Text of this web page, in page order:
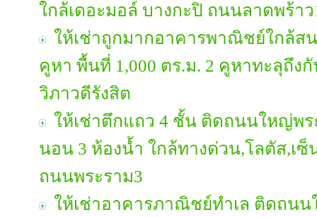
ใกล้เดอะมอล์ บางกะปิ ถนนลาดพร้าว
ให้เช่าถูกมากอาคารพาณิชย์ใกล้ส
คูหา พื้นที่ 1,000 ตร.ม. 2 คูหาทะลุถึง
วิภาวดีรังสิต
ให้เช่าตึกแถว 4 ชั้น ติดถนนใหญ่พร
นอน 3 ห้องน้ำ ใกล้ทางด่วน,โลตัส,เซ็
ถนนพระราม3
ให้เช่าอาคารภาณิชย์ทำเล ติดถน